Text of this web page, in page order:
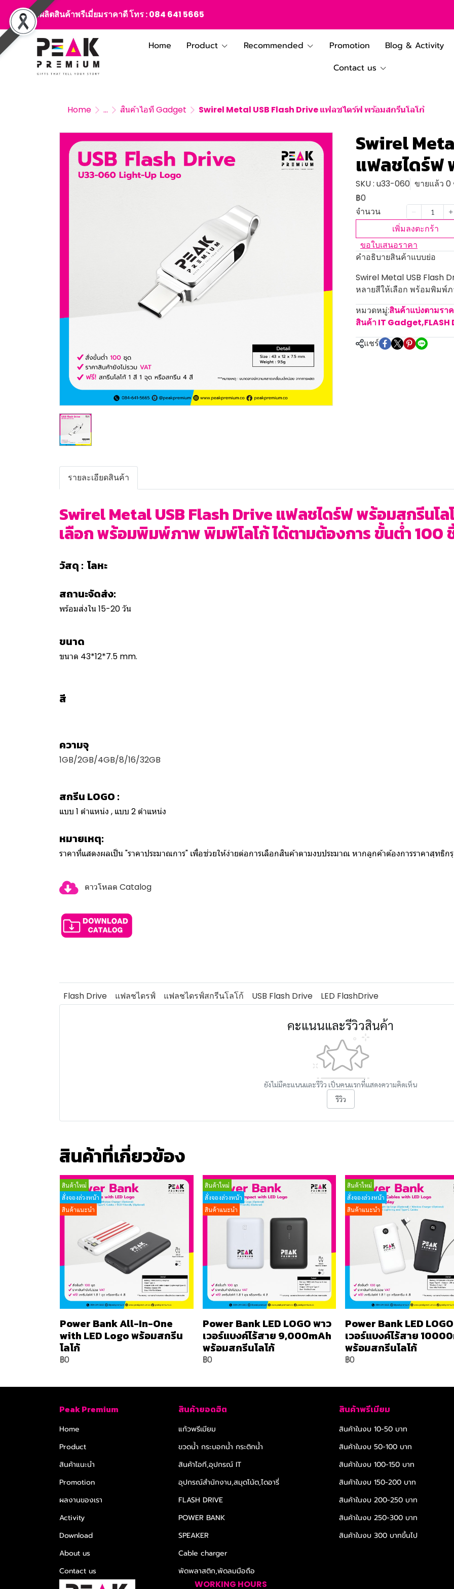
สั่งผลิตสินค้าพรีเมี่ยมราคาดี โทร :084 641 5665
Home Product Recommended Promotion Blog & Activity
Contact us
Home ... สินค้าไอที Gadget Swirel Metal USB Flash Drive แฟลชไดร์ฟ พร้อมสกรีนโลโก้
Swirel
แฟลชไดร์ฟ
SKU : u33-060 ขายแล้ว 0
฿0
จำนวน
เพิ่มลงตะกร้า
ขอใบเสนอราคา
คำอธิบายสินค้าแบบย่อ
Swirel Metal USB Flash
หลายสีให้เลือก พร้อมพิมพ์
หมวดหมู่:สินค้าแบ่งตามรา
สินค้า IT Gadget,FLASH
แชร์
รายละเอียดสินค้า
Swirel Metal USB Flash Drive แฟลชไดร์ฟ พร้อมสกรีนโล
เลือก พร้อมพิมพ์ภาพ พิมพ์โลโก้ ได้ตามต้องการ ขั้นต่ำ 100
วัสดุ : โลหะ
สถานะจัดส่ง:
พร้อมส่งใน 15-20 วัน
ขนาด
ขนาด 43*12*7.5 mm.
สี
ความจุ
1GB/2GB/4GB/8/16/32GB
สกรีน LOGO :
แบบ 1 ตำแหน่ง , แบบ 2 ตำแหน่ง
หมายเหตุ:
ราคาที่แสดงผลเป็น "ราคาประมาณการ" เพื่อช่วยให้ง่ายต่อการเลือกสินค้าตามงบประมาณ หากลูกค้าต้องการราคาสุทธิ
ดาวโหลด Catalog
Flash Drive แฟลชไดรฟ์ แฟลชไดรฟ์สกรีนโลโก้ USB Flash Drive LED FlashDrive
คะแนนและรีวิวสินค้า
ยังไม่มีคะแนนและรีวิว เป็นคนแรกที่แสดงความคิดเห็น
รีวิว
สินค้าที่เกี่ยวข้อง
สินค้าใหม่
สั่งจองล่วงหน้า
สินค้าแนะนำ
Power Bank All-In-One
with LED Logo พร้อมสกรีน
โลโก้
฿0
สินค้าใหม่
สั่งจองล่วงหน้า
สินค้าแนะนำ
Power Bank LED LOGO พาว
เวอร์แบงค์ไร้สาย 9,000mAh
พร้อมสกรีนโลโก้
฿0
สินค้าใหม่
สั่งจองล่วงหน้า
สินค้าแนะนำ
Power Bank LED
เวอร์แบงค์ไร้สาย
พร้อมสกรีนโลโก้
฿0
Peak Premium
Home
Product
สินค้าแนะนำ
Promotion
ผลงานของเรา
Activity
Download
About us
Contact us
สินค้ายอดฮิต
แก้วพรีเมียม
ขวดน้ำ กระบอกน้ำ กระติกน้ำ
สินค้าไอที,อุปกรณ์ IT
อุปกรณ์สำนักงาน,สมุดโน้ต,ไดอารี่
FLASH DRIVE
POWER BANK
SPEAKER
Cable charger
พัดพลาสติก,พัดลมมือถือ
สินค้าพรีเมียม
สินค้าในงบ 10-50 บาท
สินค้าในงบ 50-100 บาท
สินค้าในงบ 100-150 บาท
สินค้าในงบ 150-200 บาท
สินค้าในงบ 200-250 บาท
สินค้าในงบ 250-300 บาท
สินค้าในงบ 300 บาทขึ้นไป
WORKING HOURS